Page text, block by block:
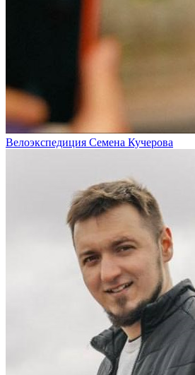
Велоэкспедиция Семена Кучерова